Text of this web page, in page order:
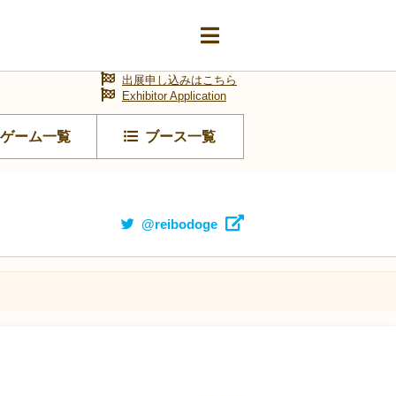
ゲーム一覧 ブース一覧
出展申し込みはこちら
Exhibitor Application
@reibodoge